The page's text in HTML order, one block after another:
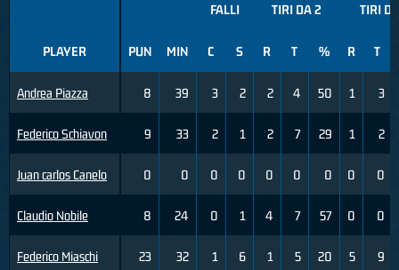
PLAYER
Andrea Piazza
Federico Schiavon
Juan carlos Canelo
Claudio Nobile
Federico Miaschi
FALLI TIRI DA 2 TIRI
PUN MIN C S R T % R T
8 39 3 2 2 4 50 1 3
9 33 2 1 2 7 29 1 2
0 0 0 0 0 0 0 0 0
8 24 0 1 4 7 57 0 0
23 32 1 6 1 5 20 5 9